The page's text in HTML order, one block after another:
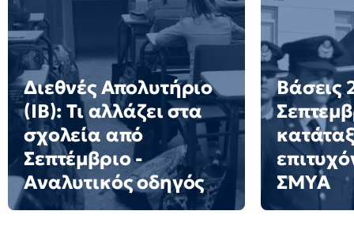
Διεθνές Απολυτήριο
(IB): Τι αλλάζει στα
σχολεία από
Σεπτέμβριο -
Αναλυτικός οδηγός
Βάσεις
ΣΜΥΑ